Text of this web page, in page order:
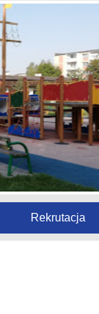
Rekrutacja